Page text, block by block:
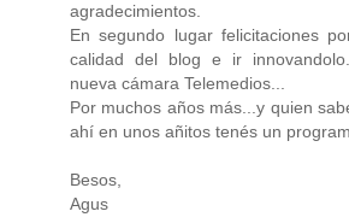
agradecimientos.
En segundo lugar felicitaciones
calidad del blog e ir
nueva cámara Telemedios...
Por muchos años más...y quien
ahí en unos añitos tenés un
Besos,
Agus